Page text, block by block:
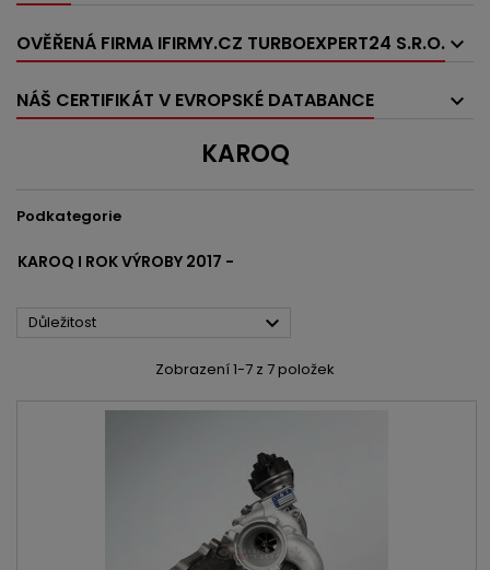
OVĚŘENÁ FIRMA IFIRMY.CZ TURBOEXPERT24 S.R.O.
NÁŠ CERTIFIKÁT V EVROPSKÉ DATABANCE
KAROQ
Podkategorie
KAROQ I ROK VÝROBY 2017 -
Důležitost 
Zobrazení 1-7 z 7 položek